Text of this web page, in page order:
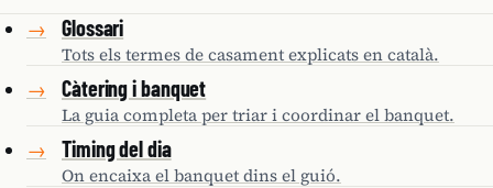
→ Glossari
Tots els termes de casament explicats en català.
→ Càtering i banquet
La guia completa per triar i coordinar el banquet.
→ Timing del dia
On encaixa el banquet dins el guió.